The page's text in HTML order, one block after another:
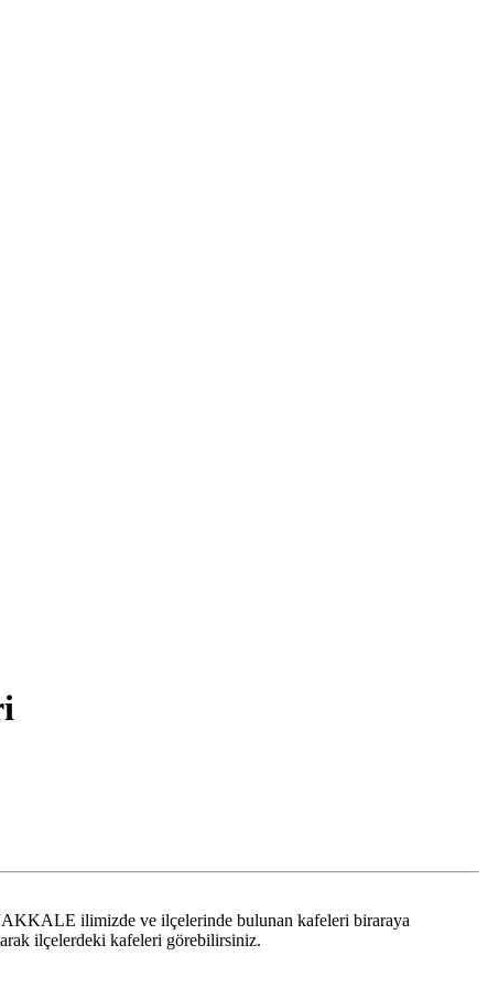
ilimizde ve ilçelerinde bulunan kafeleri biraraya
ilçelerdeki kafeleri görebilirsiniz.